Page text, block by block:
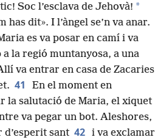
Soc l’esclava de Jehovà! *
has dit». I l’àngel se’n va anar.
es va posar en camí i va
la regió muntanyosa, a una
va entrar en casa de Zacaries
41
En el moment en
la salutació de Maria, el xiquet
va pegar un bot. Aleshores,
sant 42 i va exclamar